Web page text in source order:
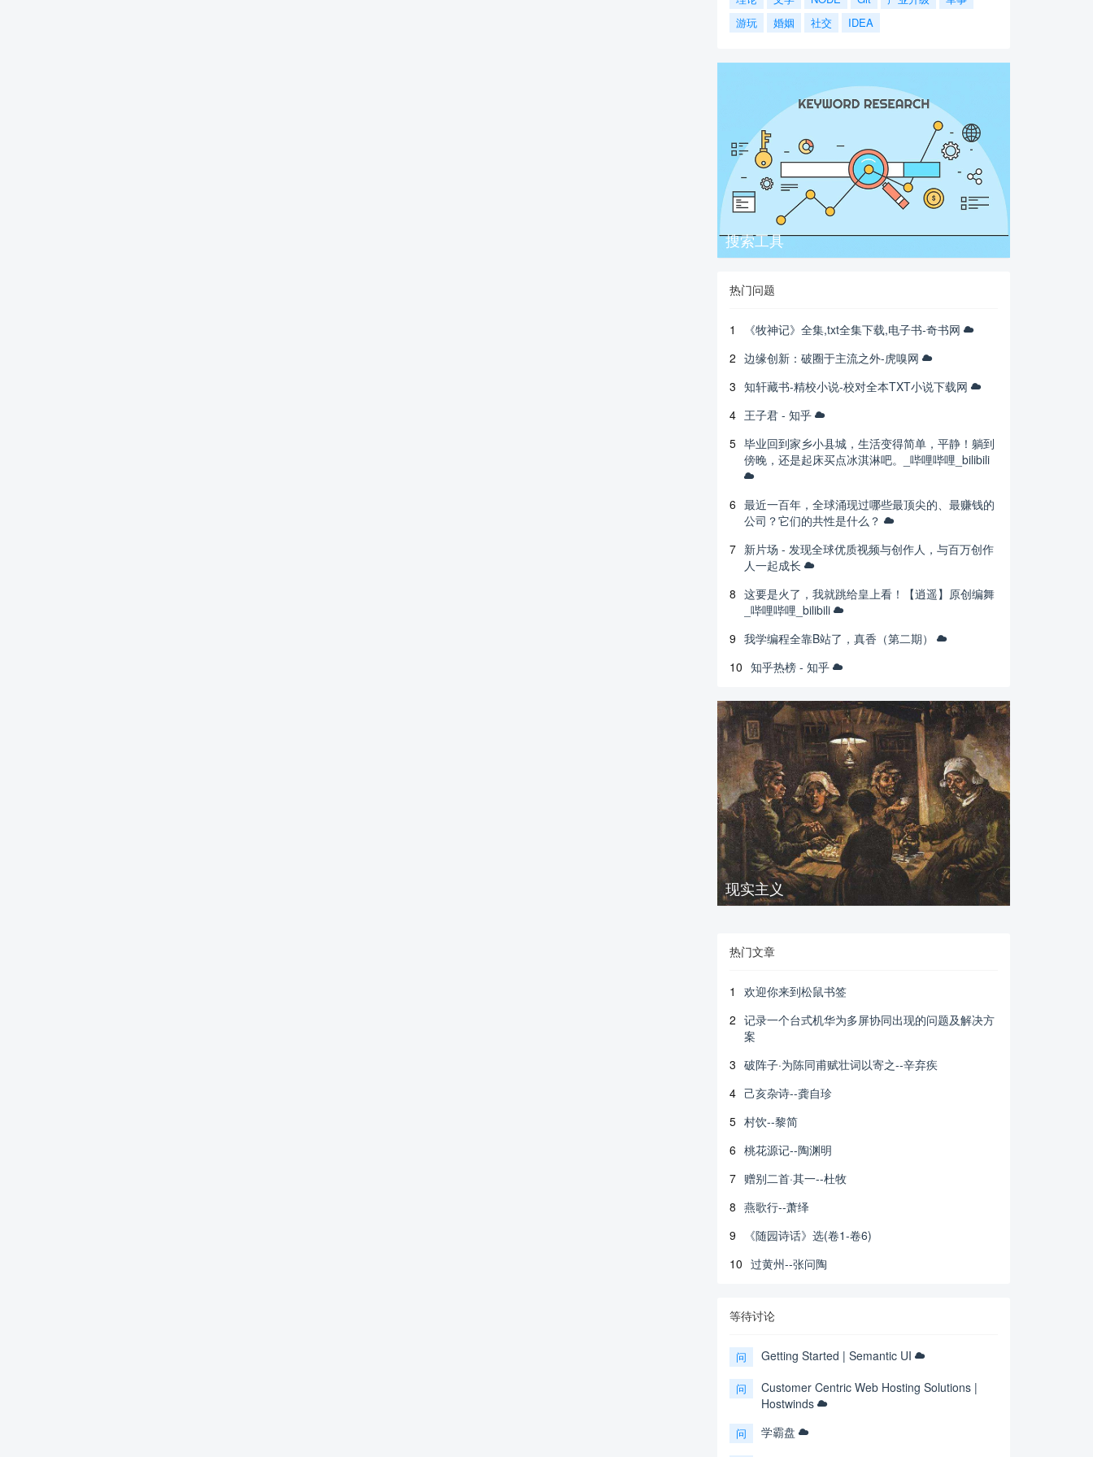
游玩
婚姻 社交 IDEA
搜索工具
热门问题
1
《牧神记》全集,txt全集下载,电子书-奇书网
2 边缘创新：破圈于主流之外-虎嗅网
3 知轩藏书-精校小说-校对全本TXT小说下载网
4 王子君 - 知乎
5 毕业回到家乡小县城，生活变得简单，平静！躺到
傍晚，还是起床买点冰淇淋吧。_哔哩哔哩_bilibili
6 最近一百年，全球涌现过哪些最顶尖的、最赚钱的
公司？它们的共性是什么？
7 新片场 - 发现全球优质视频与创作人，与百万创作
人一起成长
8 这要是火了，我就跳给皇上看！【逍遥】原创编舞
_哔哩哔哩_bilibili
9 我学编程全靠B站了，真香（第二期）
10 知乎热榜 - 知乎
现实主义
热门文章
1
欢迎你来到松鼠书签
2 记录一个台式机华为多屏协同出现的问题及解决方
案
3 破阵子·为陈同甫赋壮词以寄之--辛弃疾
4 己亥杂诗--龚自珍
5 村饮--黎简
6 桃花源记--陶渊明
7 赠别二首·其一--杜牧
8 燕歌行--萧绎
9
《随园诗话》选(卷1-卷6)
10 过黄州--张问陶
等待讨论
问 Getting Started | Semantic UI
问
Customer Centric Web Hosting Solutions |
Hostwinds
问 学霸盘